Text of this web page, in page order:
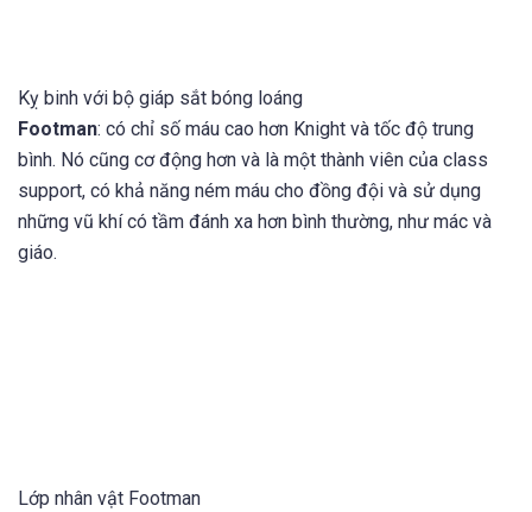
Kỵ binh với bộ giáp sắt bóng loáng
Footman: có chỉ số máu cao hơn Knight và tốc độ trung
bình. Nó cũng cơ động hơn và là một thành viên của class
support, có khả năng ném máu cho đồng đội và sử dụng
những vũ khí có tầm đánh xa hơn bình thường, như mác và
giáo.
Lớp nhân vật Footman